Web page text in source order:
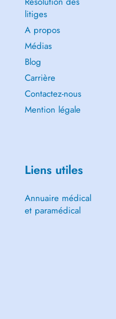
litiges
A propos
Médias
Blog
Carrière
Contactez-nous
Mention légale
Liens utiles
Annuaire médical
et paramédical